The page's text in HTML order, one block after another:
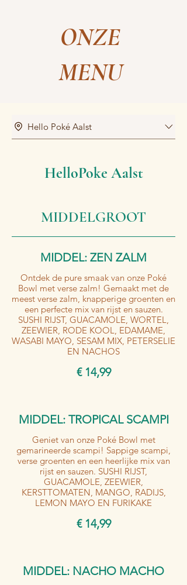
ONZE
MENU
Hello Poké Aalst
HelloPoke Aalst
MIDDELGROOT
MIDDEL: ZEN ZALM
Ontdek de pure smaak van onze Poké
Bowl met verse zalm! Gemaakt met de
meest verse zalm, knapperige groenten en
een perfecte mix van rijst en sauzen.
SUSHI RIJST, GUACAMOLE, WORTEL,
ZEEWIER, RODE KOOL, EDAMAME,
WASABI MAYO, SESAM MIX, PETERSELIE
EN NACHOS
€ 14,99
MIDDEL: TROPICAL SCAMPI
Geniet van onze Poké Bowl met
gemarineerde scampi! Sappige scampi,
verse groenten en een heerlijke mix van
rijst en sauzen. SUSHI RIJST,
GUACAMOLE, ZEEWIER,
KERSTTOMATEN, MANGO, RADIJS,
LEMON MAYO EN FURIKAKE
€ 14,99
MIDDEL: NACHO MACHO